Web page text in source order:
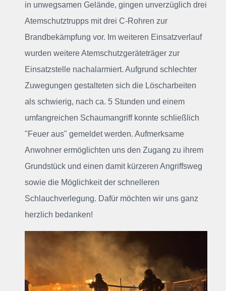
in unwegsamen Gelände, gingen unverzüglich drei
Atemschutztrupps mit drei C-Rohren zur
Brandbekämpfung vor. Im weiteren Einsatzverlauf
wurden weitere Atemschutzgeräteträger zur
Einsatzstelle nachalarmiert. Aufgrund schlechter
Zuwegungen gestalteten sich die Löscharbeiten
als schwierig, nach ca. 5 Stunden und einem
umfangreichen Schaumangriff konnte schließlich
"Feuer aus" gemeldet werden. Aufmerksame
Anwohner ermöglichten uns den Zugang zu ihrem
Grundstück und einen damit kürzeren Angriffsweg
sowie die Möglichkeit der schnelleren
Schlauchverlegung. Dafür möchten wir uns ganz
herzlich bedanken!